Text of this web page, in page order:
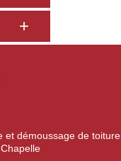
et démoussage de toiture